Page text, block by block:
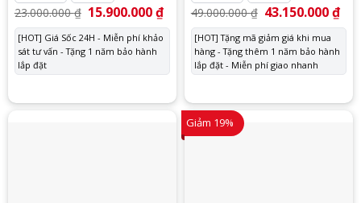
23.000.000₫ Giá
gốc
là:
23.000.000 ₫.
15.900.000₫Giá
tại
15.900.000 ₫.
[HOT] Giá Sốc 24H - Miễn phí khảo
sát tư vấn - Tặng 1 năm bảo hành
lắp đặt
49.000.000₫ Giá
gốc
là:
49.000.000 ₫.
43.150.000₫Giá
tại
[HOT] Tặng mã giảm giá khi mua
hàng - Tặng thêm 1 năm bảo hành
lắp đặt - Miễn phí giao nhanh
Giảm 19%